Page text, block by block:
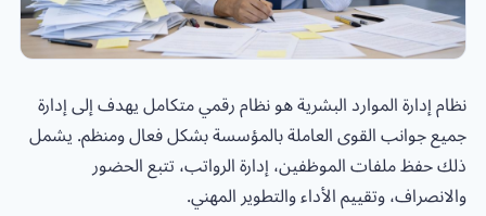
نظام إدارة الموارد البشرية هو نظام رقمي متكامل يهدف إلى إدارة
جميع جوانب القوى العاملة بالمؤسسة بشكل فعال ومنظم. يشمل
ذلك حفظ ملفات الموظفين، إدارة الرواتب، تتبع الحضور
والانصراف، وتقييم الأداء والتطوير المهني.